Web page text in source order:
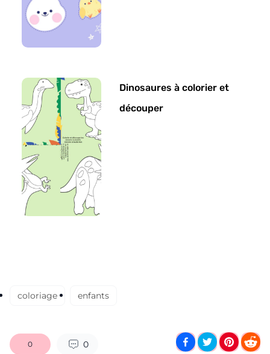
Dinosaures à colorier et
découper
coloriage enfants
0 0